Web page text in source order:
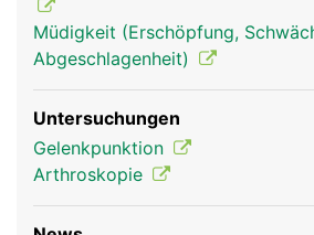
Müdigkeit (Erschöpfung,
Abgeschlagenheit)
Untersuchungen
Gelenkpunktion
Arthroskopie